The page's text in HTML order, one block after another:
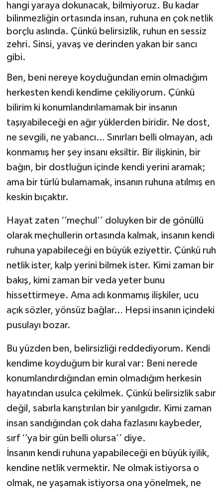
hangi yaraya dokunacak, bilmiyoruz. Bu kadar
bilinmezliğin ortasında insan, ruhuna en çok netlik
borçlu aslında. Çünkü belirsizlik, ruhun en sessiz
zehri. Sinsi, yavaş ve derinden yakan bir sancı
gibi.
Ben, beni nereye koyduğundan emin olmadığım
herkesten kendi kendime çekiliyorum. Çünkü
bilirim ki konumlandırılamamak bir insanın
taşıyabileceği en ağır yüklerden biridir. Ne dost,
ne sevgili, ne yabancı… Sınırları belli olmayan, adı
konmamış her şey insanı eksiltir. Bir ilişkinin, bir
bağın, bir dostluğun içinde kendi yerini aramak;
ama bir türlü bulamamak, insanın ruhuna atılmış en
keskin bıçaktır.
Hayat zaten ‘’meçhul’’ doluyken bir de gönüllü
olarak meçhullerin ortasında kalmak, insanın kendi
ruhuna yapabileceği en büyük eziyettir. Çünkü ruh
netlik ister, kalp yerini bilmek ister. Kimi zaman bir
bakış, kimi zaman bir veda yeter bunu
hissettirmeye. Ama adı konmamış ilişkiler, ucu
açık sözler, yönsüz bağlar… Hepsi insanın içindeki
pusulayı bozar.
Bu yüzden ben, belirsizliği reddediyorum. Kendi
kendime koyduğum bir kural var: Beni nerede
konumlandırdığından emin olmadığım herkesin
hayatından usulca çekilmek. Çünkü belirsizlik sabır
değil, sabırla karıştırılan bir yanılgıdır. Kimi zaman
insan sandığından çok daha fazlasını kaybeder,
sırf ‘’ya bir gün belli olursa’’ diye.
İnsanın kendi ruhuna yapabileceği en büyük iyilik,
kendine netlik vermektir. Ne olmak istiyorsa o
olmak, ne yaşamak istiyorsa ona yönelmek, ne
Piyasa
Resmi İlanlar
Sinemalar
Siyaset
Teknoloji
Türkiye
Video Haber
Yaşam
Yeme-İçme
Yemek